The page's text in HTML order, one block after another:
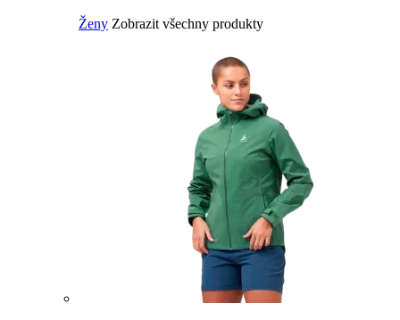
Ženy Zobrazit všechny produkty